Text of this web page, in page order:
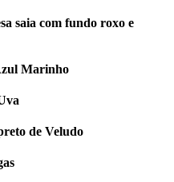
saia com fundo roxo e
Marinho
de Veludo